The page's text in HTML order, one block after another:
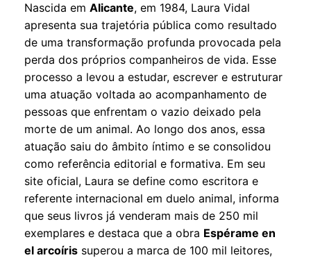
Nascida emAlicante, em 1984, Laura Vidal
apresenta sua trajetória pública como resultado
de uma transformação profunda provocada pela
perda dos próprios companheiros de vida. Esse
processo a levou a estudar, escrever e estruturar
uma atuação voltada ao acompanhamento de
pessoas que enfrentam o vazio deixado pela
morte de um animal. Ao longo dos anos, essa
atuação saiu do âmbito íntimo e se consolidou
como referência editorial e formativa. Em seu
site oficial, Laura se define como escritora e
referente internacional em duelo animal, informa
que seus livros já venderam mais de 250 mil
exemplares e destaca que a obra Espérame en
el arcoíris superou a marca de 100 mil leitores,